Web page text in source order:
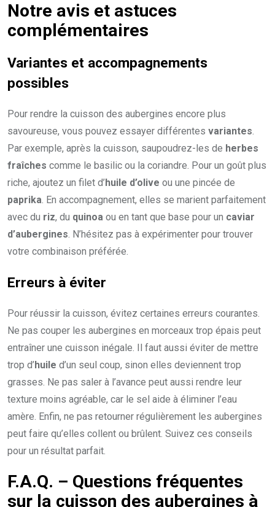
Notre avis et astuces
complémentaires
Variantes et accompagnements
possibles
Pour rendre la cuisson des aubergines encore plus
savoureuse, vous pouvez essayer différentes variantes.
Par exemple, après la cuisson, saupoudrez-les de herbes
fraîches comme le basilic ou la coriandre. Pour un goût plus
riche, ajoutez un filet d’huile d’olive ou une pincée de
paprika. En accompagnement, elles se marient parfaitement
avec du riz, du quinoa ou en tant que base pour un caviar
d’aubergines. N’hésitez pas à expérimenter pour trouver
votre combinaison préférée.
Erreurs à éviter
Pour réussir la cuisson, évitez certaines erreurs courantes.
Ne pas couper les aubergines en morceaux trop épais peut
entraîner une cuisson inégale. Il faut aussi éviter de mettre
trop d’huile d’un seul coup, sinon elles deviennent trop
grasses. Ne pas saler à l’avance peut aussi rendre leur
texture moins agréable, car le sel aide à éliminer l’eau
amère. Enfin, ne pas retourner régulièrement les aubergines
peut faire qu’elles collent ou brûlent. Suivez ces conseils
pour un résultat parfait.
F.A.Q. – Questions fréquentes
sur la cuisson des aubergines à